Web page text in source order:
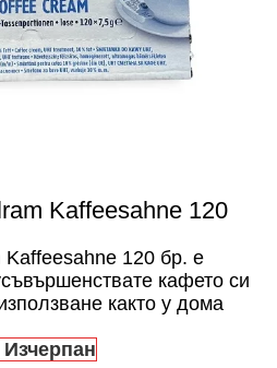
Kaffeesahne 120
Kaffeesahne 120 бр. е
кафето си
както у дома
Изчерпан